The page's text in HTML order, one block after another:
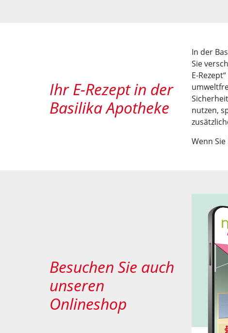
Ihr E-Rezept in der
Basilika Apotheke
In der
Sie
E-
nutzen,
Wenn
Besuchen Sie auch
unseren
Onlineshop